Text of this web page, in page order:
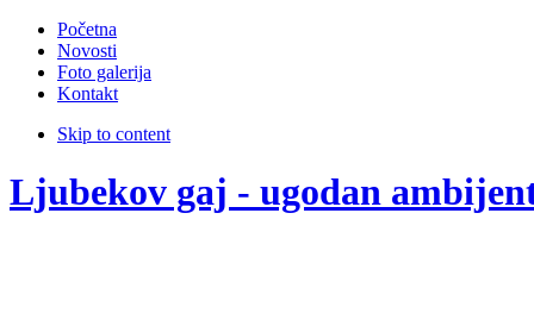
Početna
Novosti
Foto galerija
Kontakt
Skip to content
Ljubekov gaj - ugodan